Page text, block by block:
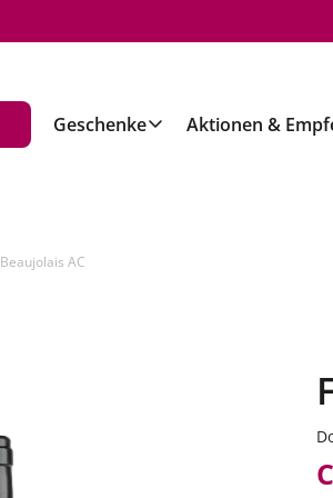
Geschenke Aktionen &
Beaujolais AC